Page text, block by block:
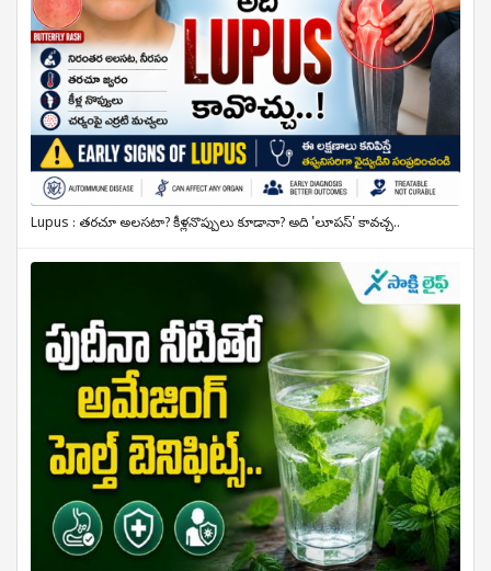
Lupus : తరచూ అలసటా? కీళ్లనొప్పులు కూడానా? అది 'లూపస్' కావచ్చ..